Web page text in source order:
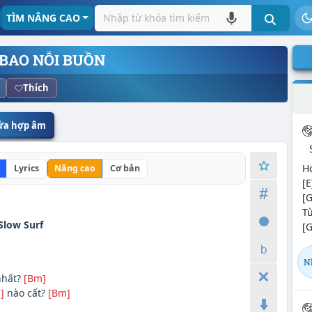
TÌM NÂNG CAO
NỖI BUỒN
Thích
hợp âm
Lyrics Nâng cao Cơ bản
Surf
[Bm]
nào cất? [Bm]